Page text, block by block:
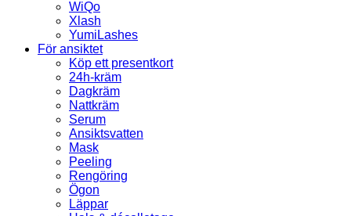
WiQo
Xlash
YumiLashes
För ansiktet
Köp ett presentkort
24h-kräm
Dagkräm
Nattkräm
Serum
Ansiktsvatten
Mask
Peeling
Rengöring
Ögon
Läppar